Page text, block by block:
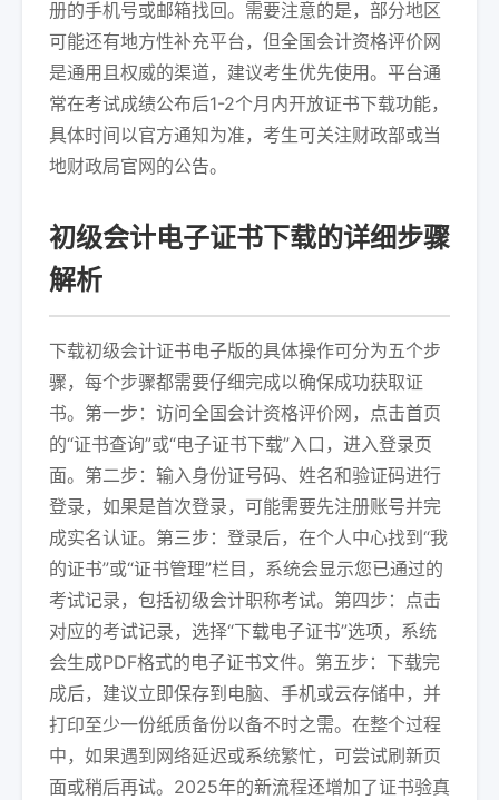
册的手机号或邮箱找回。需要注意的是，部分地区
可能还有地方性补充平台，但全国会计资格评价网
是通用且权威的渠道，建议考生优先使用。平台通
常在考试成绩公布后1-2个月内开放证书下载功能，
具体时间以官方通知为准，考生可关注财政部或当
地财政局官网的公告。
初级会计电子证书下载的详细步骤
解析
下载初级会计证书电子版的具体操作可分为五个步
骤，每个步骤都需要仔细完成以确保成功获取证
书。第一步：访问全国会计资格评价网，点击首页
的“证书查询”或“电子证书下载”入口，进入登录页
面。第二步：输入身份证号码、姓名和验证码进行
登录，如果是首次登录，可能需要先注册账号并完
成实名认证。第三步：登录后，在个人中心找到“我
的证书”或“证书管理”栏目，系统会显示您已通过的
考试记录，包括初级会计职称考试。第四步：点击
对应的考试记录，选择“下载电子证书”选项，系统
会生成PDF格式的电子证书文件。第五步：下载完
成后，建议立即保存到电脑、手机或云存储中，并
打印至少一份纸质备份以备不时之需。在整个过程
中，如果遇到网络延迟或系统繁忙，可尝试刷新页
面或稍后再试。2025年的新流程还增加了证书验真